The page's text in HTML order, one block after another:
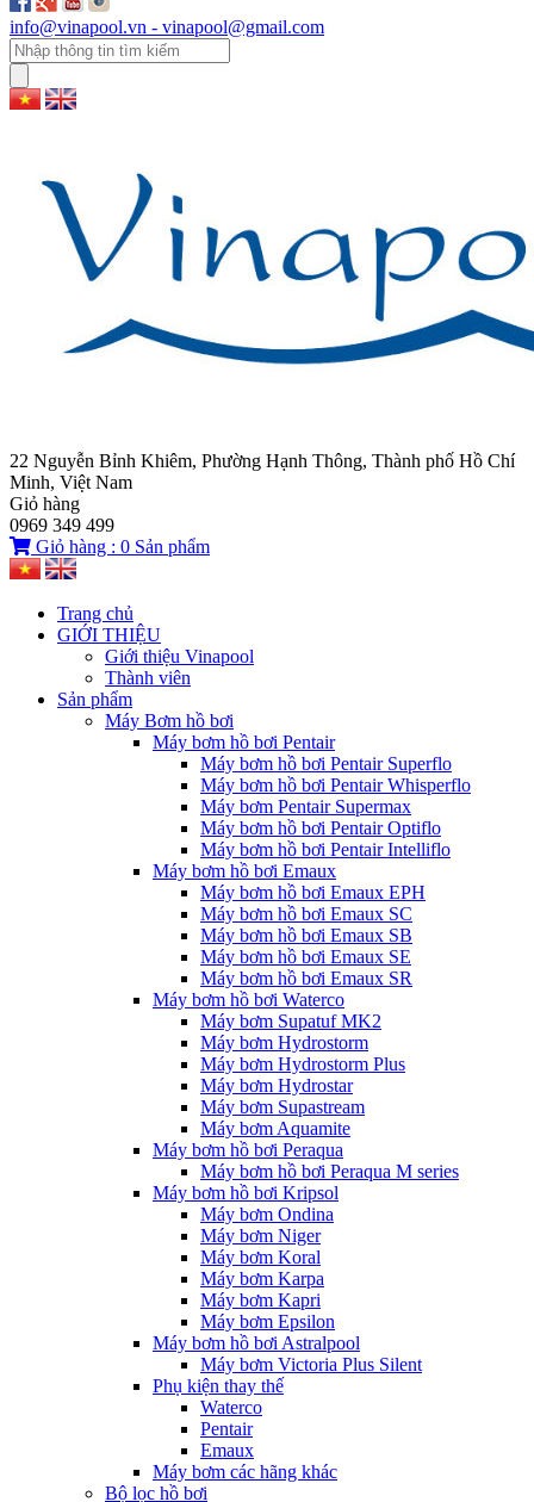
info@vinapool.vn - vinapool@gmail.com
22 Nguyễn Bỉnh Khiêm, Phường Hạnh Thông, Thành phố Hồ Chí
Minh, Việt Nam
Giỏ hàng
0969 349 499
Giỏ hàng : 0 Sản phẩm
Trang chủ
GIỚI THIỆU
Giới thiệu Vinapool
Thành viên
Sản phẩm
Máy Bơm hồ bơi
Máy bơm hồ bơi Pentair
Máy bơm hồ bơi Pentair Superflo
Máy bơm hồ bơi Pentair Whisperflo
Máy bơm Pentair Supermax
Máy bơm hồ bơi Pentair Optiflo
Máy bơm hồ bơi Pentair Intelliflo
Máy bơm hồ bơi Emaux
Máy bơm hồ bơi Emaux EPH
Máy bơm hồ bơi Emaux SC
Máy bơm hồ bơi Emaux SB
Máy bơm hồ bơi Emaux SE
Máy bơm hồ bơi Emaux SR
Máy bơm hồ bơi Waterco
Máy bơm Supatuf MK2
Máy bơm Hydrostorm
Máy bơm Hydrostorm Plus
Máy bơm Hydrostar
Máy bơm Supastream
Máy bơm Aquamite
Máy bơm hồ bơi Peraqua
Máy bơm hồ bơi Peraqua M series
Máy bơm hồ bơi Kripsol
Máy bơm Ondina
Máy bơm Niger
Máy bơm Koral
Máy bơm Karpa
Máy bơm Kapri
Máy bơm Epsilon
Máy bơm hồ bơi Astralpool
Máy bơm Victoria Plus Silent
Phụ kiện thay thế
Waterco
Pentair
Emaux
Máy bơm các hãng khác
Bộ lọc hồ bơi